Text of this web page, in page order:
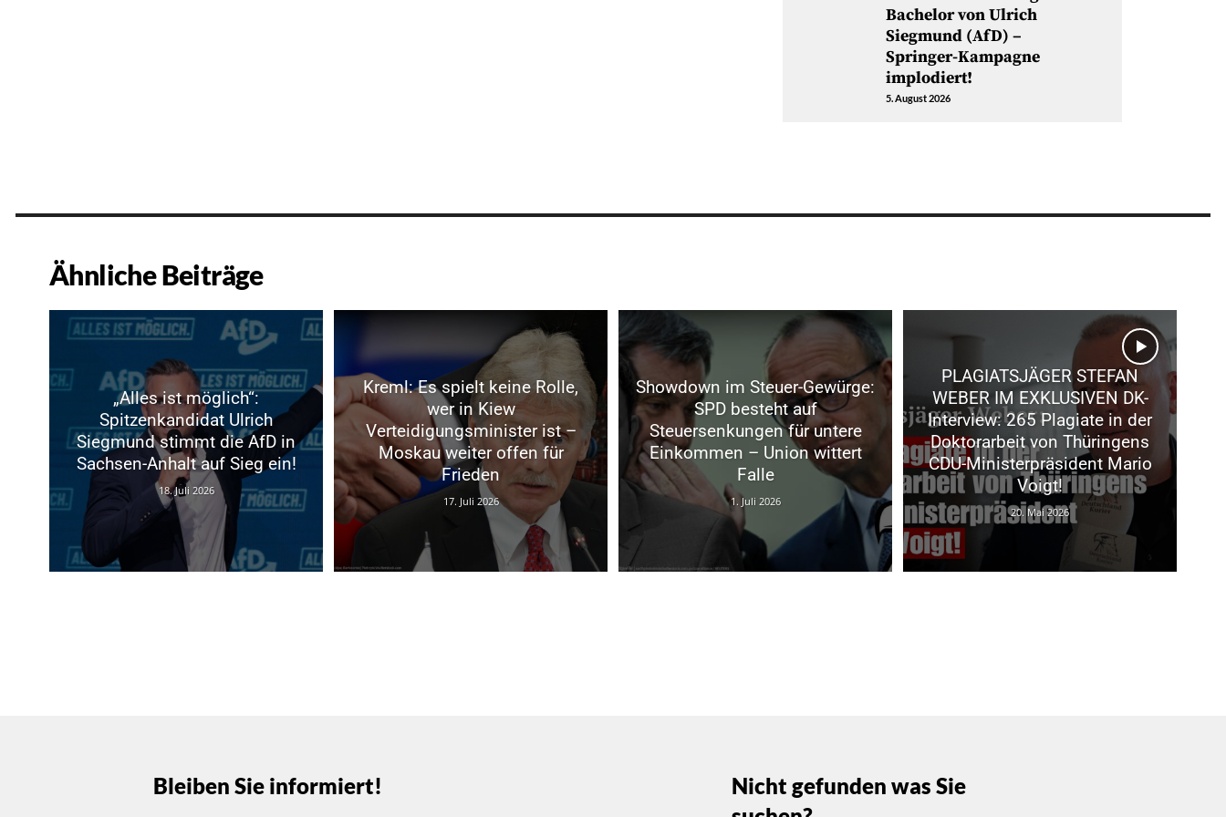
Bachelor von Ulrich
Siegmund (AfD) –
Springer-Kampagne
implodiert!
5. August 2026
Ähnliche Beiträge
„Alles ist möglich“:
Spitzenkandidat Ulrich
Siegmund stimmt die AfD in
Sachsen-Anhalt auf Sieg ein!
18. Juli 2026
Kreml: Es spielt keine Rolle,
wer in Kiew
Verteidigungsminister ist –
Moskau weiter offen für
Frieden
17. Juli 2026
Showdown im Steuer-Gewürge:
SPD besteht auf
Steuersenkungen für untere
Einkommen – Union wittert
Falle
1. Juli 2026
PLAGIATSJÄGER STEFAN
WEBER IM EXKLUSIVEN DK-
Interview: 265 Plagiate in der
Doktorarbeit von Thüringens
CDU-Ministerpräsident Mario
Voigt!
20. Mai 2026
Bleiben Sie informiert!
Nicht gefunden was Sie